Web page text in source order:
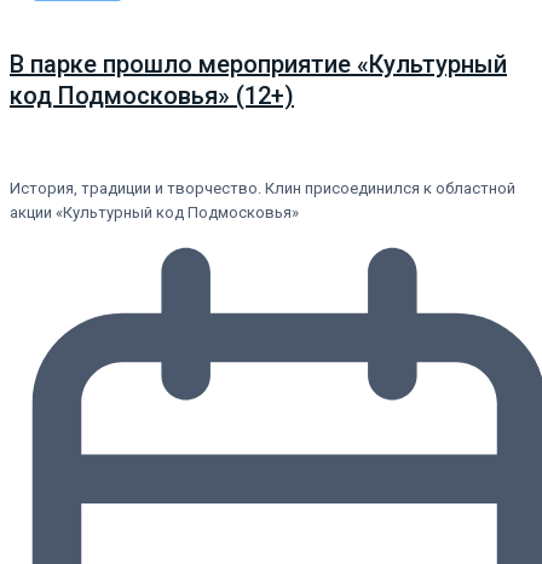
В парке прошло мероприятие «Культурный
код Подмосковья» (12+)
История, традиции и творчество. Клин присоединился к областной
акции «Культурный код Подмосковья»